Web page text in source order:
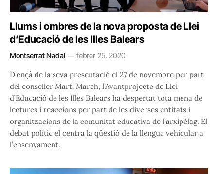
Llums i ombres de la nova proposta de Llei
d’Educació de les Illes Balears
Montserrat Nadal febrer 25, 2020
D’ençà de la seva presentació el 27 de novembre per part
del conseller Martí March, l’Avantprojecte de Llei
d’Educació de les Illes Balears ha despertat tota mena de
lectures i reaccions per part de les diverses entitats i
organitzacions de la comunitat educativa de l’arxipèlag. El
debat polític el centra la qüestió de la llengua vehicular a
l’ensenyament.